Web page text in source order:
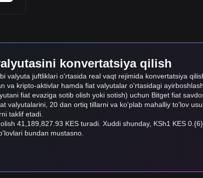
konvertatsiya qilish
valyuta juftliklari o'rtasida real vaqt rejimida konvertatsiya
kripto-aktivlar hamda fiat valyutalar o'rtasidagi
fiat evaziga sotib olish yoki sotish) uchun Bitget fiat
valyutalarini, 20 dan ortiq tillarni va ko'plab mahalliy to'lov
taklif etadi.
41,189,827.93 KES turadi. Xuddi shunday, KSh1 KES
bundan mustasno.